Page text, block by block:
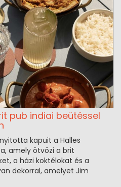
pub indiai beütéssel
kapuit a Halles
amely ötvözi a brit
a házi koktélokat és a
dekorral, amelyet Jim